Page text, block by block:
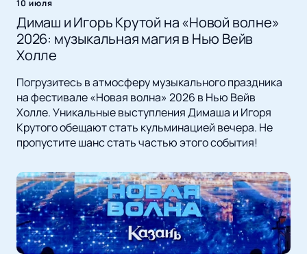
10 июля
Димаш и Игорь Крутой на «Новой волне»
2026: музыкальная магия в Нью Вейв
Холле
Погрузитесь в атмосферу музыкального праздника
на фестивале «Новая волна» 2026 в Нью Вейв
Холле. Уникальные выступления Димаша и Игоря
Крутого обещают стать кульминацией вечера. Не
пропустите шанс стать частью этого события!